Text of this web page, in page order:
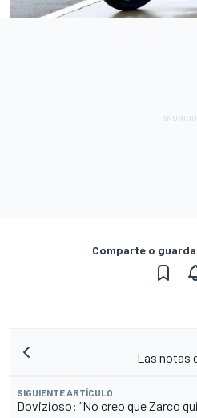
Comparte o
Las notas
SIGUIENTE ARTÍCULO
Dovizioso: “No creo que Zarco